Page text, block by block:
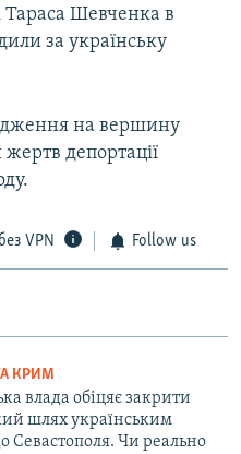
Тараса Шевченка в
за українську
на вершину
депортації
VPN Follow us
КРИМ
влада обіцяє закрити
шлях українським
Севастополя. Чи реально